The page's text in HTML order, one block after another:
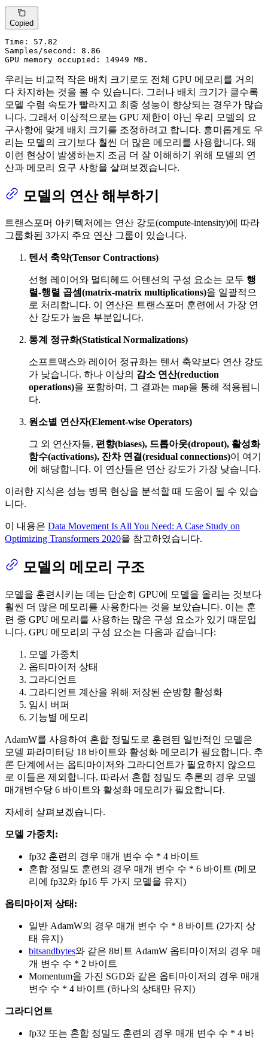
Copied
Time:
57.82
Samples/second: 8.86
GPU memory occupied: 14949 MB.
우리는 비교적 작은 배치 크기로도 전체 GPU 메모리를 거의
다 차지하는 것을 볼 수 있습니다. 그러나 배치 크기가 클수록
모델 수렴 속도가 빨라지고 최종 성능이 향상되는 경우가 많습
니다. 그래서 이상적으로는 GPU 제한이 아닌 우리 모델의 요
구사항에 맞게 배치 크기를 조정하려고 합니다. 흥미롭게도 우
리는 모델의 크기보다 훨씬 더 많은 메모리를 사용합니다. 왜
이런 현상이 발생하는지 조금 더 잘 이해하기 위해 모델의 연
산과 메모리 요구 사항을 살펴보겠습니다.
모델의 연산 해부하기
트랜스포머 아키텍처에는 연산 강도(compute-intensity)에 따라
그룹화된 3가지 주요 연산 그룹이 있습니다.
텐서 축약(Tensor Contractions)
선형 레이어와 멀티헤드 어텐션의 구성 요소는 모두 행
렬-행렬 곱셈(matrix-matrix multiplications)을 일괄적으
로 처리합니다. 이 연산은 트랜스포머 훈련에서 가장 연
산 강도가 높은 부분입니다.
통계 정규화(Statistical Normalizations)
소프트맥스와 레이어 정규화는 텐서 축약보다 연산 강도
가 낮습니다. 하나 이상의 감소 연산(reduction
operations)을 포함하며, 그 결과는 map을 통해 적용됩니
다.
원소별 연산자(Element-wise Operators)
그 외 연산자들, 편향(biases), 드롭아웃(dropout), 활성화
함수(activations), 잔차 연결(residual connections)이 여기
에 해당합니다. 이 연산들은 연산 강도가 가장 낮습니다.
이러한 지식은 성능 병목 현상을 분석할 때 도움이 될 수 있습
니다.
이 내용은 Data Movement Is All You Need: A Case Study on
Optimizing Transformers 2020을 참고하였습니다.
모델의 메모리 구조
모델을 훈련시키는 데는 단순히 GPU에 모델을 올리는 것보다
훨씬 더 많은 메모리를 사용한다는 것을 보았습니다. 이는 훈
련 중 GPU 메모리를 사용하는 많은 구성 요소가 있기 때문입
니다. GPU 메모리의 구성 요소는 다음과 같습니다:
모델 가중치
옵티마이저 상태
그라디언트
그라디언트 계산을 위해 저장된 순방향 활성화
임시 버퍼
기능별 메모리
AdamW를 사용하여 혼합 정밀도로 훈련된 일반적인 모델은
모델 파라미터당 18 바이트와 활성화 메모리가 필요합니다. 추
론 단계에서는 옵티마이저와 그라디언트가 필요하지 않으므
로 이들은 제외합니다. 따라서 혼합 정밀도 추론의 경우 모델
매개변수당 6 바이트와 활성화 메모리가 필요합니다.
자세히 살펴보겠습니다.
모델 가중치:
fp32 훈련의 경우 매개 변수 수 * 4 바이트
혼합 정밀도 훈련의 경우 매개 변수 수 * 6 바이트 (메모
리에 fp32와 fp16 두 가지 모델을 유지)
옵티마이저 상태:
일반 AdamW의 경우 매개 변수 수 * 8 바이트 (2가지 상
태 유지)
bitsandbytes와 같은 8비트 AdamW 옵티마이저의 경우 매
개 변수 수 * 2 바이트
Momentum을 가진 SGD와 같은 옵티마이저의 경우 매개
변수 수 * 4 바이트 (하나의 상태만 유지)
그라디언트
fp32 또는 혼합 정밀도 훈련의 경우 매개 변수 수 * 4 바